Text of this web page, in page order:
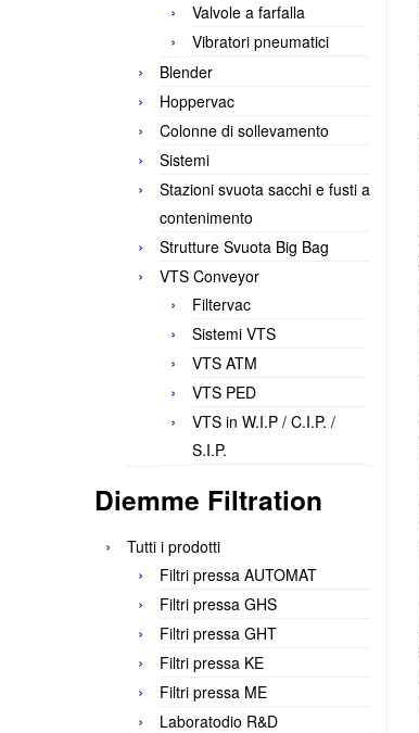
Valvole a farfalla
Vibratori pneumatici
Blender
Hoppervac
Colonne di sollevamento
Sistemi
Stazioni svuota sacchi e fusti a
contenimento
Strutture Svuota Big Bag
VTS Conveyor
Filtervac
Sistemi VTS
VTS ATM
VTS PED
VTS in W.I.P / C.I.P. /
S.I.P.
Diemme Filtration
Tutti i prodotti
Filtri pressa AUTOMAT
Filtri pressa GHS
Filtri pressa GHT
Filtri pressa KE
Filtri pressa ME
Laboratodio R&D